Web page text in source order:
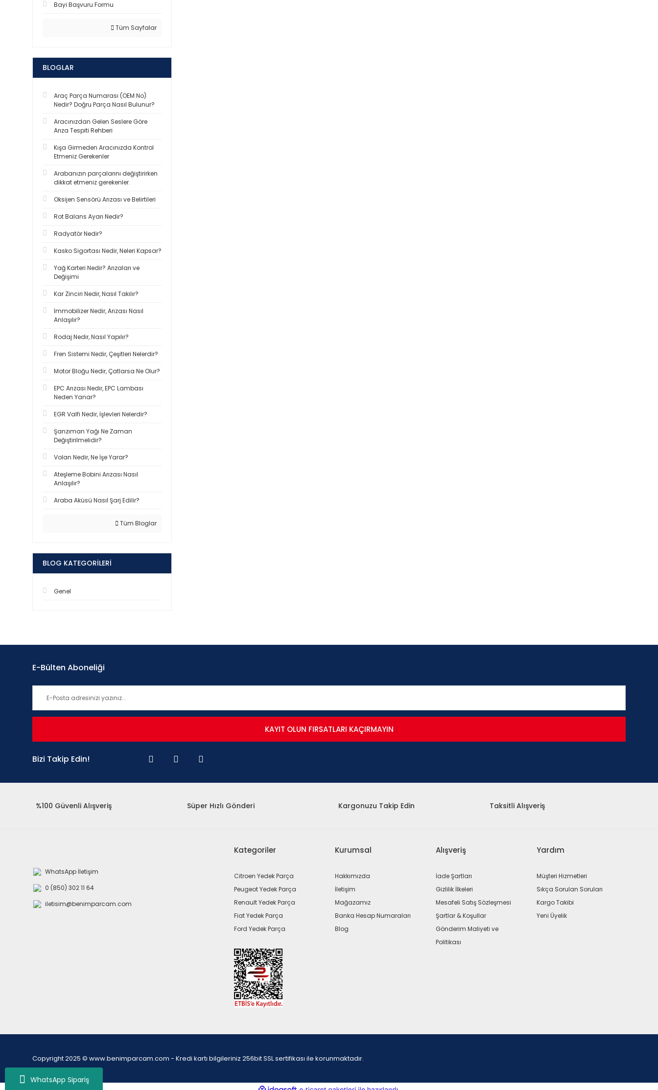
WhatsApp Sipariş
Bayi Başvuru Formu
Tüm Sayfalar
BLOGLAR
Araç Parça Numarası (OEM No)
Nedir? Doğru Parça Nasıl Bulunur?
Aracınızdan Gelen Seslere Göre
Arıza Tespiti Rehberi
Kışa Girmeden Aracınızda Kontrol
Etmeniz Gerekenler
Arabanızın parçalarını değiştirirken
dikkat etmeniz gerekenler.
Oksijen Sensörü Arızası ve Belirtileri
Rot Balans Ayarı Nedir?
Radyatör Nedir?
Kasko Sigortası Nedir, Neleri Kapsar?
Yağ Karteri Nedir? Arızaları ve
Değişimi
Kar Zinciri Nedir, Nasıl Takılır?
İmmobilizer Nedir, Arızası Nasıl
Anlaşılır?
Rodaj Nedir, Nasıl Yapılır?
Fren Sistemi Nedir, Çeşitleri Nelerdir?
Motor Bloğu Nedir, Çatlarsa Ne Olur?
EPC Arızası Nedir, EPC Lambası
Neden Yanar?
EGR Valfi Nedir, İşlevleri Nelerdir?
Şanzıman Yağı Ne Zaman
Değiştirilmelidir?
Volan Nedir, Ne İşe Yarar?
Ateşleme Bobini Arızası Nasıl
Anlaşılır?
Araba Aküsü Nasıl Şarj Edilir?
Tüm Bloglar
BLOG KATEGORILERI
Genel
E-Bülten Aboneliği
KAYIT OLUN FIRSATLARI KAÇIRMAYIN
Bizi Takip Edin!
%100 Güvenli Alışveriş Süper Hızlı Gönderi Kargonuzu Takip Edin Taksitli Alışveriş
WhatsApp İletişim
0 (850) 302 11 64
iletisim@benimparcam.com
Kategoriler
Citroen Yedek Parça
Peugeot Yedek Parça
Renault Yedek Parça
Fiat Yedek Parça
Ford Yedek Parça
Kurumsal
Hakkımızda
İletişim
Mağazamız
Banka Hesap Numaraları
Blog
Alışveriş
İade Şartları
Gizlilik İlkeleri
Mesafeli Satış Sözleşmesi
Şartlar & Koşullar
Gönderim Maliyeti ve
Politikası
Yardım
Müşteri Hizmetleri
Sıkça Sorulan Soruları
Kargo Takibi
Yeni Üyelik
Copyright 2025 © www.benimparcam.com - Kredi kartı bilgileriniz 256bit SSL sertifikası ile korunmaktadır.